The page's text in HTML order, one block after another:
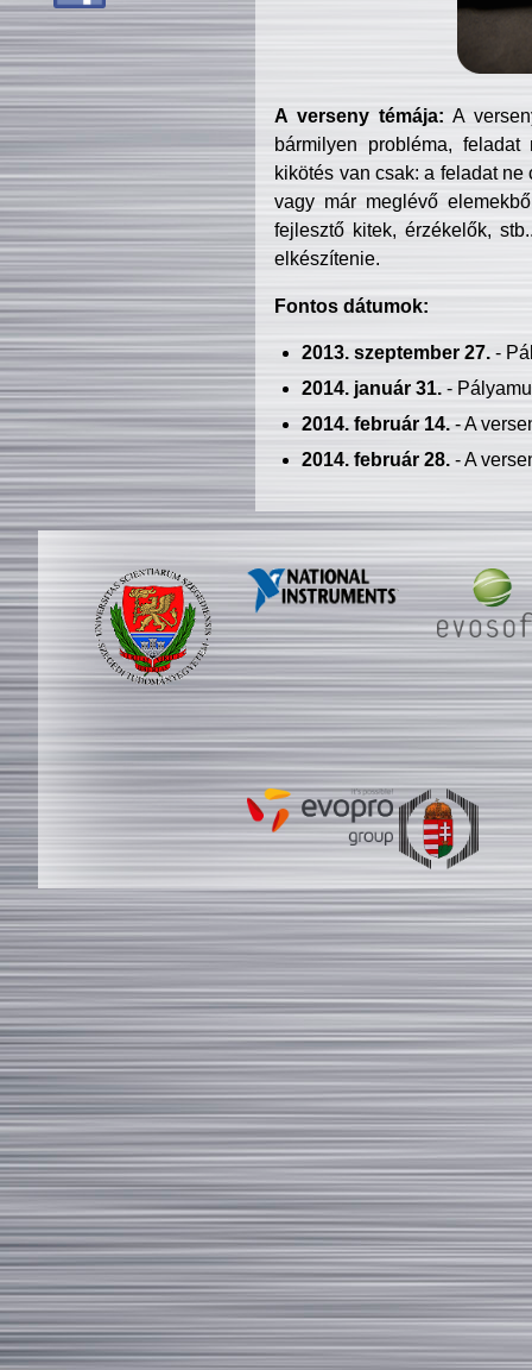
A verseny témája: A
bármilyen probléma, feladat
kikötés van csak: a feladat
vagy már meglévő
fejlesztő kitek, érzékelők,
elkészítenie.
Fontos dátumok:
2013. szeptember 27.-
2014. január 31.-
2014. február 14.- A
2014. február 28.- A